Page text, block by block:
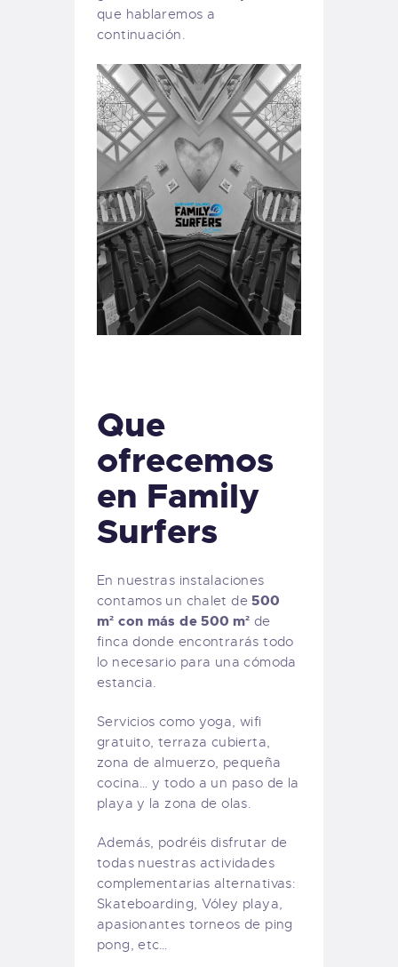
que hablaremos a
continuación.
Que
ofrecemos
en Family
Surfers
En nuestras instalaciones
contamos un chalet de 500
m² con más de 500 m² de
finca donde encontrarás todo
lo necesario para una cómoda
estancia.
Servicios como yoga, wifi
gratuito, terraza cubierta,
zona de almuerzo, pequeña
cocina… y todo a un paso de la
playa y la zona de olas.
Además, podréis disfrutar de
todas nuestras actividades
complementarias alternativas:
Skateboarding, Vóley playa,
apasionantes torneos de ping
pong, etc…